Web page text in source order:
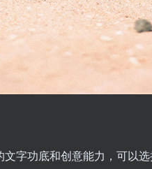
字功底和创意能力，可以